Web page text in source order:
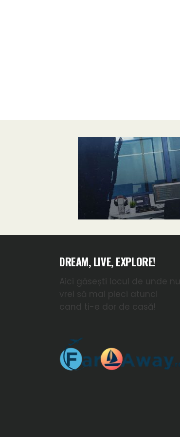
DREAM, LIVE, EXPLORE!
Aici găsești locul de unde nu
vrei să mai pleci atunci
cand ti-e dor de casă!